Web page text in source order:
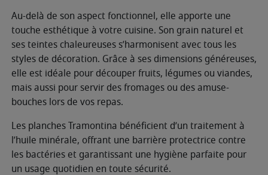
Au-delà de son aspect fonctionnel, elle apporte une
touche esthétique à votre cuisine. Son grain naturel et
ses teintes chaleureuses s’harmonisent avec tous les
styles de décoration. Grâce à ses dimensions généreuses,
elle est idéale pour découper fruits, légumes ou viandes,
mais aussi pour servir des fromages ou des amuse-
bouches lors de vos repas.
Les planches Tramontina bénéficient d’un traitement à
l’huile minérale, offrant une barrière protectrice contre
les bactéries et garantissant une hygiène parfaite pour
un usage quotidien en toute sécurité.